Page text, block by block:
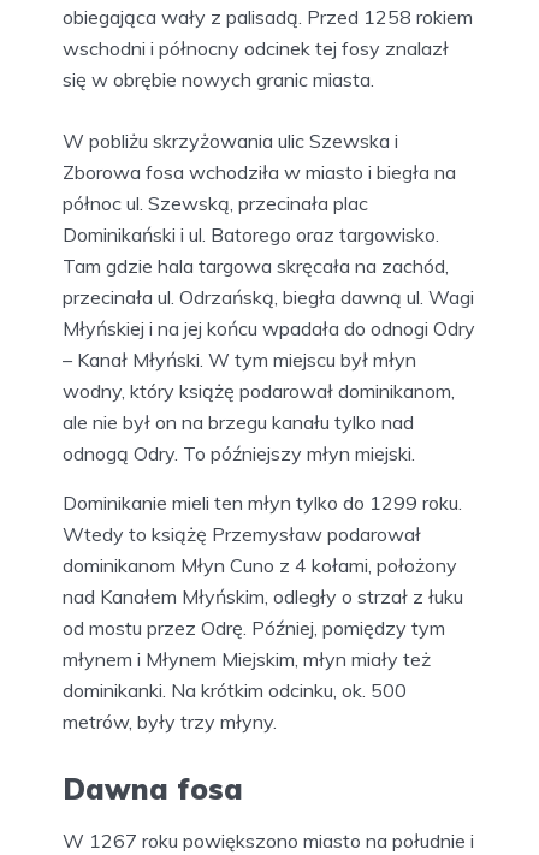
obiegająca wały z palisadą. Przed 1258 rokiem
wschodni i północny odcinek tej fosy znalazł
się w obrębie nowych granic miasta.
W pobliżu skrzyżowania ulic Szewska i
Zborowa fosa wchodziła w miasto i biegła na
północ ul. Szewską, przecinała plac
Dominikański i ul. Batorego oraz targowisko.
Tam gdzie hala targowa skręcała na zachód,
przecinała ul. Odrzańską, biegła dawną ul. Wagi
Młyńskiej i na jej końcu wpadała do odnogi Odry
– Kanał Młyński. W tym miejscu był młyn
wodny, który książę podarował dominikanom,
ale nie był on na brzegu kanału tylko nad
odnogą Odry. To późniejszy młyn miejski.
Dominikanie mieli ten młyn tylko do 1299 roku.
Wtedy to książę Przemysław podarował
dominikanom Młyn Cuno z 4 kołami, położony
nad Kanałem Młyńskim, odległy o strzał z łuku
od mostu przez Odrę. Później, pomiędzy tym
młynem i Młynem Miejskim, młyn miały też
dominikanki. Na krótkim odcinku, ok. 500
metrów, były trzy młyny.
Dawna fosa
W 1267 roku powiększono miasto na południe i